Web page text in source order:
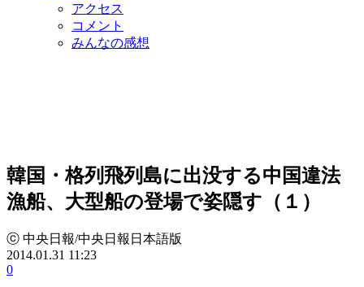
アクセス
コメント
みんなの感想
韓国・格列飛列島に出没する中国違法
漁船、大型船の登場で姿隠す（１）
ⓒ 中央日報/中央日報日本語版
2014.01.31 11:23
0